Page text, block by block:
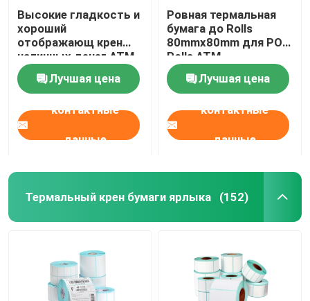
Высокие гладкость и
хороший
отображающ крен
наличных денег ATM
термальной бумаги
термальный
Лучшая цена
контактные
данные
Ровная термальная
бумага до Rolls
80mmx80mm для POS
Rolls ATM
Лучшая цена
контактные
данные
Термальный крен бумаги ярлыка (152)